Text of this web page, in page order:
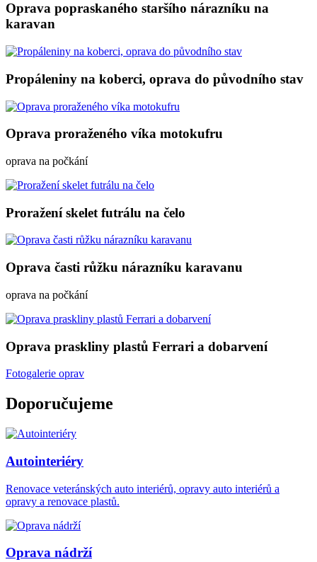
Oprava popraskaného staršího nárazníku na
karavan
Propáleniny na koberci, oprava do původního stav
Oprava proraženého víka motokufru
oprava na počkání
Proražení skelet futrálu na čelo
Oprava časti růžku nárazníku karavanu
oprava na počkání
Oprava praskliny plastů Ferrari a dobarvení
Fotogalerie oprav
Doporučujeme
Autointeriéry
Renovace veteránských auto interiérů, opravy auto interiérů a
opravy a renovace plastů.
Oprava nádrží